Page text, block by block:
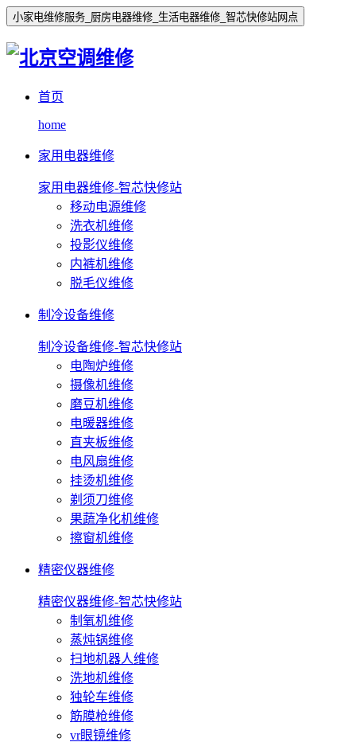
小家电维修服务_厨房电器维修_生活电器维修_智芯快修站网点
首页
home
家用电器维修
家用电器维修-智芯快修站
移动电源维修
洗衣机维修
投影仪维修
内裤机维修
脱毛仪维修
制冷设备维修
制冷设备维修-智芯快修站
电陶炉维修
摄像机维修
磨豆机维修
电暖器维修
直夹板维修
电风扇维修
挂烫机维修
剃须刀维修
果蔬净化机维修
擦窗机维修
精密仪器维修
精密仪器维修-智芯快修站
制氧机维修
蒸炖锅维修
扫地机器人维修
洗地机维修
独轮车维修
筋膜枪维修
vr眼镜维修